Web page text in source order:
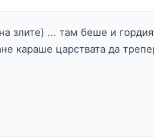
злите) ... там беше и
караше царствата да